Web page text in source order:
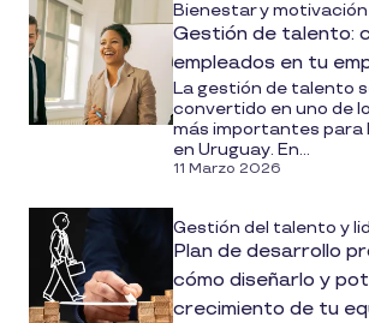
Bienestar y
Gestión de talento:
empleados en tu
La gestión de talento
convertido en uno de
más importantes para
en Uruguay. En...
11 Marzo 2026
Gestión del talento y
Plan de desarrollo
cómo diseñarlo y
crecimiento de tu